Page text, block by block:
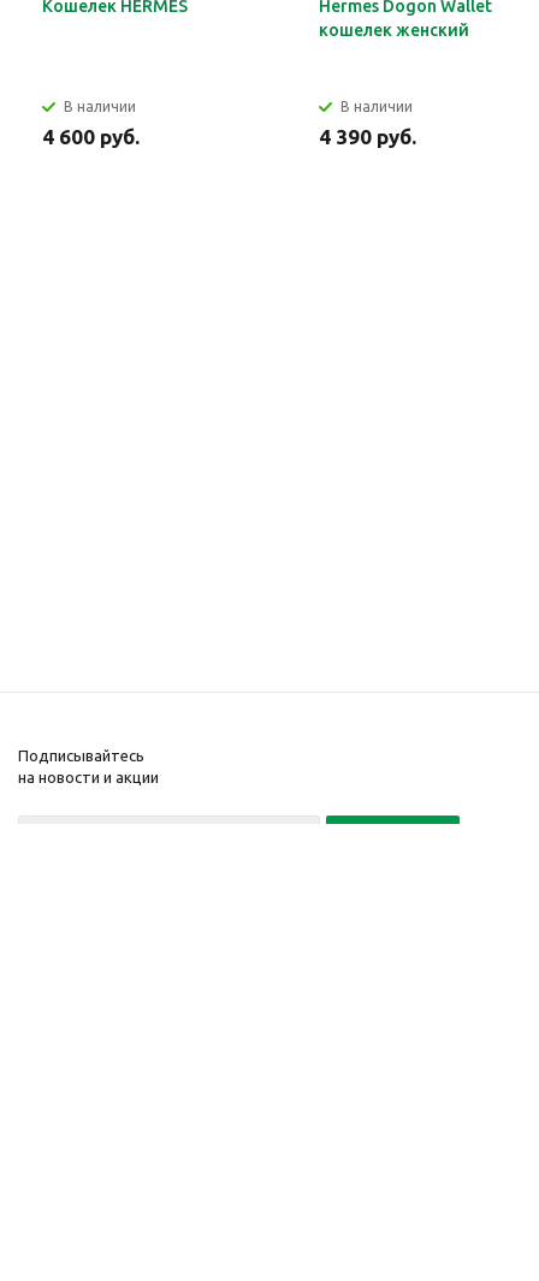
Кошелек HERMES
В наличии
4 600 руб.
Hermes Dogon Wallet
кошелек женский
В наличии
4 390 руб.
Подписывайтесь
на новости и акции